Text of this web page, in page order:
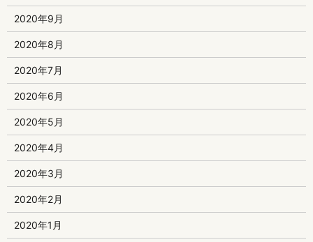
2020年9月
2020年8月
2020年7月
2020年6月
2020年5月
2020年4月
2020年3月
2020年2月
2020年1月